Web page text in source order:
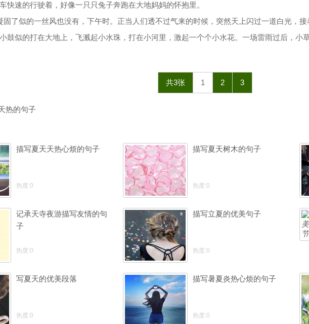
快速的行驶着，好像一只只兔子奔跑在大地妈妈的怀抱里。
固了似的一丝风也没有，下午时。正当人们透不过气来的时候，突然天上闪过一道白光，
鼓似的打在大地上，飞溅起小水珠，打在小河里，激起一个个小水花。一场雷雨过后，小
共3张 1 2 3
热的句子
描写夏天天热心烦的句子
热度:0
描写夏天树木的句子
热度:0
记承天寺夜游描写友情的句
子
热度:0
描写立夏的优美句子
热度:0
写夏天的优美段落
热度:0
描写暑夏炎热心烦的句子
热度:0